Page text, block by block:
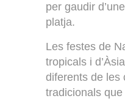
per gaudir
platja.
Les festes de
tropicals i
diferents de les
tradicionals